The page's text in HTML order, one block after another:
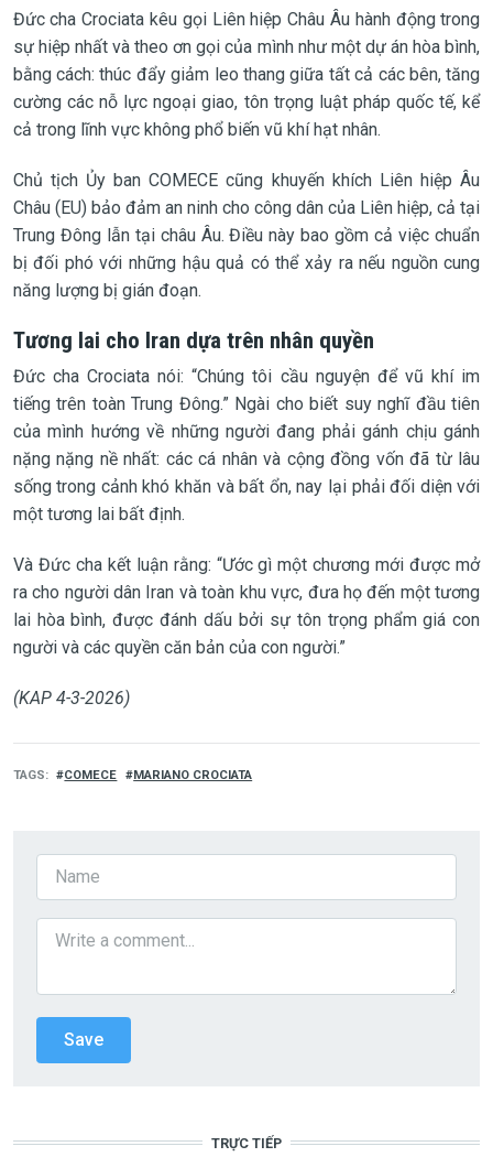
Đức cha Crociata kêu gọi Liên hiệp Châu Âu hành động trong
sự hiệp nhất và theo ơn gọi của mình như một dự án hòa bình,
bằng cách: thúc đẩy giảm leo thang giữa tất cả các bên, tăng
cường các nỗ lực ngoại giao, tôn trọng luật pháp quốc tế, kể
cả trong lĩnh vực không phổ biến vũ khí hạt nhân.
Chủ tịch Ủy ban COMECE cũng khuyến khích Liên hiệp Âu
Châu (EU) bảo đảm an ninh cho công dân của Liên hiệp, cả tại
Trung Đông lẫn tại châu Âu. Điều này bao gồm cả việc chuẩn
bị đối phó với những hậu quả có thể xảy ra nếu nguồn cung
năng lượng bị gián đoạn.
Tương lai cho Iran dựa trên nhân quyền
Đức cha Crociata nói: “Chúng tôi cầu nguyện để vũ khí im
tiếng trên toàn Trung Đông.” Ngài cho biết suy nghĩ đầu tiên
của mình hướng về những người đang phải gánh chịu gánh
nặng nặng nề nhất: các cá nhân và cộng đồng vốn đã từ lâu
sống trong cảnh khó khăn và bất ổn, nay lại phải đối diện với
một tương lai bất định.
Và Đức cha kết luận rằng: “Ước gì một chương mới được mở
ra cho người dân Iran và toàn khu vực, đưa họ đến một tương
lai hòa bình, được đánh dấu bởi sự tôn trọng phẩm giá con
người và các quyền căn bản của con người.”
(KAP 4-3-2026)
TAGS COMECE MARIANO CROCIATA
TRỰC TIẾP